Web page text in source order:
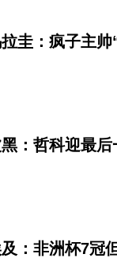
圭：疯子主
：哲科迎最
：非洲杯7冠